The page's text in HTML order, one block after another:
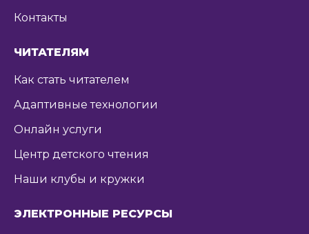
Контакты
ЧИТАТЕЛЯМ
Как стать читателем
Адаптивные технологии
Онлайн услуги
Центр детского чтения
Наши клубы и кружки
ЭЛЕКТРОННЫЕ РЕСУРСЫ